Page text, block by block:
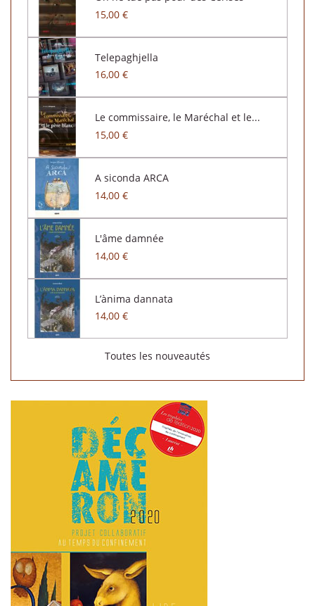
15,00 €
Telepaghjella
16,00 €
Le commissaire, le Maréchal et le...
15,00 €
A siconda ARCA
14,00 €
L'âme damnée
14,00 €
L’ànima dannata
14,00 €
Toutes les nouveautés